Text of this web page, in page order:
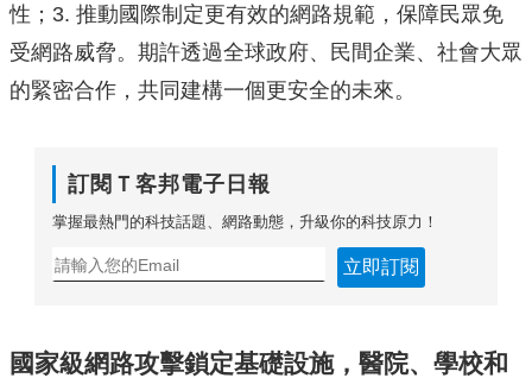
性；3. 推動國際制定更有效的網路規範，保障民眾免
受網路威脅。期許透過全球政府、民間企業、社會大眾
的緊密合作，共同建構一個更安全的未來。
訂閱Ｔ客邦電子日報
掌握最熱門的科技話題、網路動態，升級你的科技原力！
立即訂閱
國家級網路攻擊鎖定基礎設施，醫院、學校和